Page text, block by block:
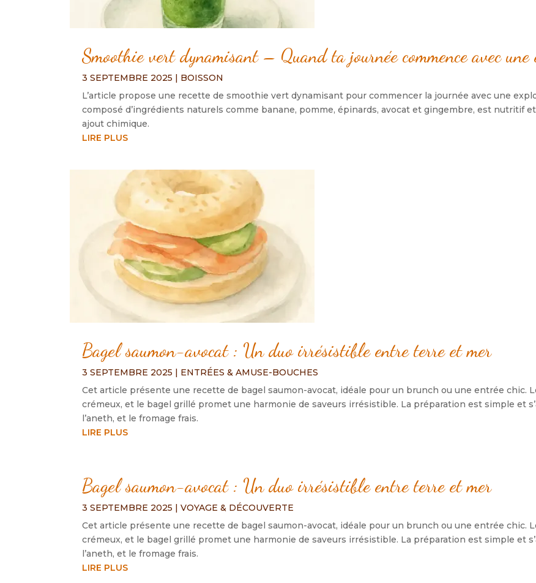
Smoothie vert dynamisant – Quand ta journée commence avec
3 SEPTEMBRE 2025 | BOISSON
L’article propose une recette de smoothie vert dynamisant pour commencer la journée avec une
composé d’ingrédients naturels comme banane, pomme, épinards, avocat et gingembre, est nutritif
ajout chimique.
LIRE PLUS
Bagel saumon-avocat : Un duo irrésistible entre terre et mer
3 SEPTEMBRE 2025 | ENTRÉES & AMUSE-BOUCHES
Cet article présente une recette de bagel saumon-avocat, idéale pour un brunch ou une entrée chic.
crémeux, et le bagel grillé promet une harmonie de saveurs irrésistible. La préparation est simple et
l’aneth, et le fromage frais.
LIRE PLUS
Bagel saumon-avocat : Un duo irrésistible entre terre et mer
3 SEPTEMBRE 2025 |VOYAGE & DÉCOUVERTE
Cet article présente une recette de bagel saumon-avocat, idéale pour un brunch ou une entrée chic.
crémeux, et le bagel grillé promet une harmonie de saveurs irrésistible. La préparation est simple et
l’aneth, et le fromage frais.
LIRE PLUS